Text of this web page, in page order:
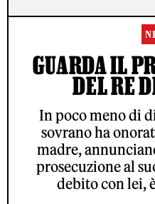
GUARDA IL
DEL RE
In poco meno di
sovrano ha
madre,
prosecuzione al
debito con lei,